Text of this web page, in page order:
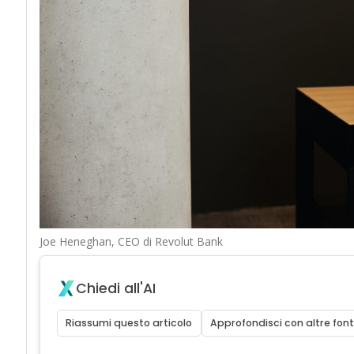
Joe Heneghan, CEO di Revolut Bank
Chiedi all'AI
Riassumi questo articolo Approfondisci con altre